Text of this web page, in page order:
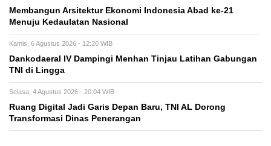
Membangun Arsitektur Ekonomi Indonesia Abad ke-21
Menuju Kedaulatan Nasional
Kamis, 6 Agustus 2026 - 12:20 WIB
Dankodaeral IV Dampingi Menhan Tinjau Latihan Gabungan
TNI di Lingga
Selasa, 4 Agustus 2026 - 20:04 WIB
Ruang Digital Jadi Garis Depan Baru, TNI AL Dorong
Transformasi Dinas Penerangan